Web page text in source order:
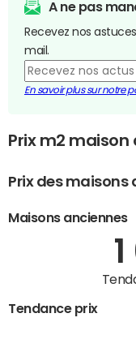
A ne pas
Recevez nos
mail.
En savoir plus sur notre
Prix m2
Prix des maisons
Maisons anciennes
Tendance prix